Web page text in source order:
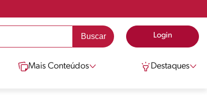
Login
Mais Conteúdos Destaques